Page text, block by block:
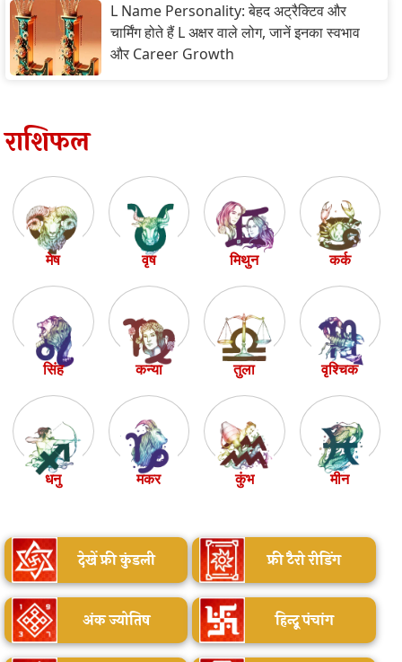
L Name Personality: बेहद अट्रैक्टिव और
चार्मिंग होते हैं L अक्षर वाले लोग, जानें इनका स्वभाव
और Career Growth
राशिफल
मेष वृष मिथुन कर्क
सिंह कन्या तुला वृश्चिक
धनु मकर कुंभ मीन
देखें फ्री कुंडली फ्री टैरो रीडिंग
अंक ज्योतिष हिन्दू पंचांग